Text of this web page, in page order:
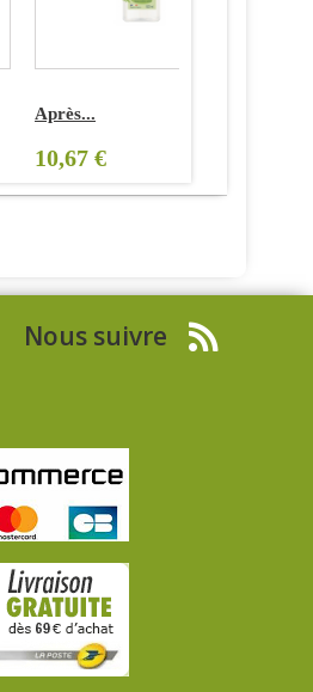
Après...
10,67 €
Nous suivre